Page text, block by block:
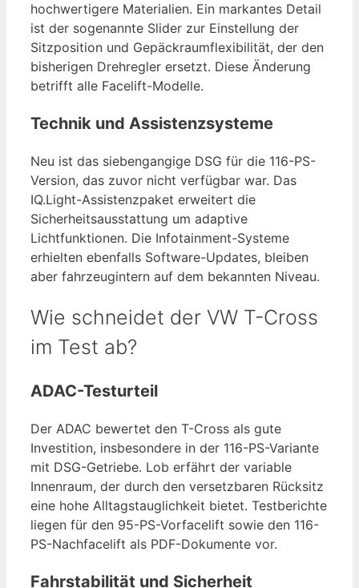
hochwertigere Materialien. Ein markantes Detail
ist der sogenannte Slider zur Einstellung der
Sitzposition und Gepäckraumflexibilität, der den
bisherigen Drehregler ersetzt. Diese Änderung
betrifft alle Facelift-Modelle.
Technik und Assistenzsysteme
Neu ist das siebengangige DSG für die 116-PS-
Version, das zuvor nicht verfügbar war. Das
IQ.Light-Assistenzpaket erweitert die
Sicherheitsausstattung um adaptive
Lichtfunktionen. Die Infotainment-Systeme
erhielten ebenfalls Software-Updates, bleiben
aber fahrzeugintern auf dem bekannten Niveau.
Wie schneidet der VW T-Cross
im Test ab?
ADAC-Testurteil
Der ADAC bewertet den T-Cross als gute
Investition, insbesondere in der 116-PS-Variante
mit DSG-Getriebe. Lob erfährt der variable
Innenraum, der durch den versetzbaren Rücksitz
eine hohe Alltagstauglichkeit bietet. Testberichte
liegen für den 95-PS-Vorfacelift sowie den 116-
PS-Nachfacelift als PDF-Dokumente vor.
Fahrstabilität und Sicherheit